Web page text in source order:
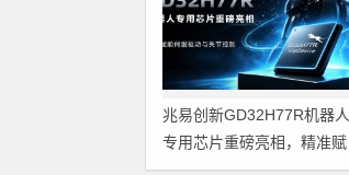
兆易创新GD32H77R机器人
专用芯片重磅亮相，精准赋
能伺服驱动与关节控制